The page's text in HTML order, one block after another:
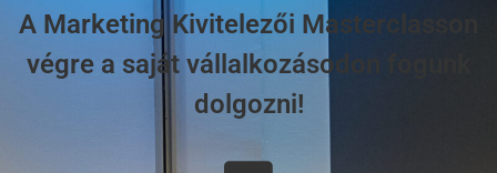
A Marketing Kivitelezői Masterclasson
végre a saját vállalkozásodon fogunk
dolgozni!